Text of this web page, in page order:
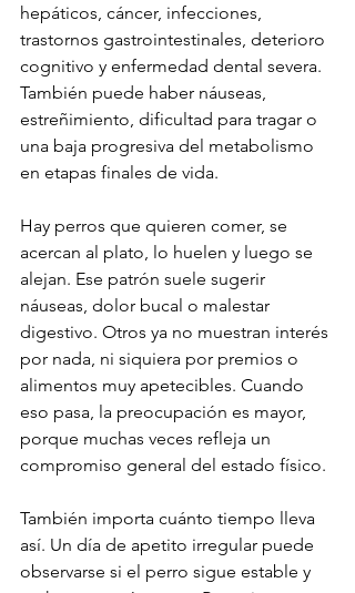
hepáticos, cáncer, infecciones,
trastornos gastrointestinales, deterioro
cognitivo y enfermedad dental severa.
También puede haber náuseas,
estreñimiento, dificultad para tragar o
una baja progresiva del metabolismo
en etapas finales de vida.
Hay perros que quieren comer, se
acercan al plato, lo huelen y luego se
alejan. Ese patrón suele sugerir
náuseas, dolor bucal o malestar
digestivo. Otros ya no muestran interés
por nada, ni siquiera por premios o
alimentos muy apetecibles. Cuando
eso pasa, la preocupación es mayor,
porque muchas veces refleja un
compromiso general del estado físico.
También importa cuánto tiempo lleva
así. Un día de apetito irregular puede
observarse si el perro sigue estable y